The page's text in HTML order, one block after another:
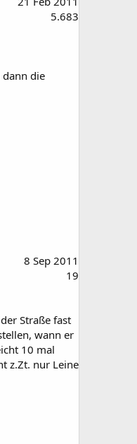
5.683
dann die
8 Sep 2011
19
Straße fast
wann er
10 mal
z.Zt. nur Leine